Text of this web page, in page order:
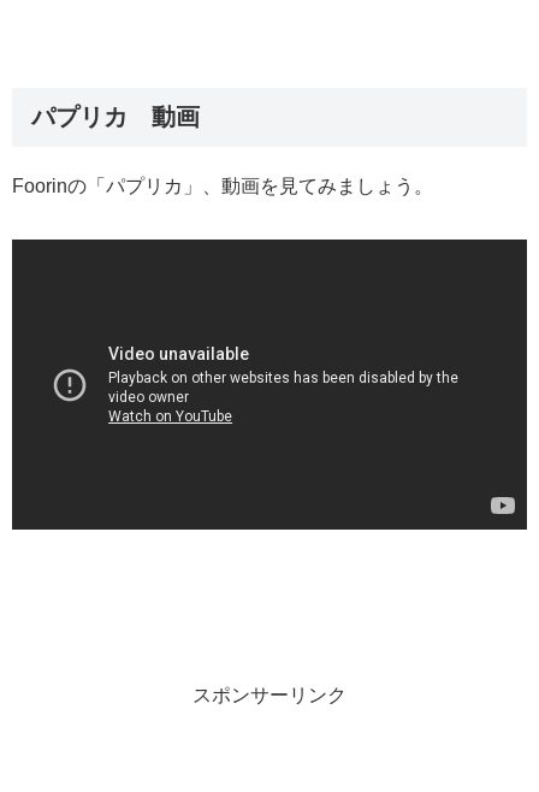
パプリカ 動画
Foorinの「パプリカ」、動画を見てみましょう。
スポンサーリンク